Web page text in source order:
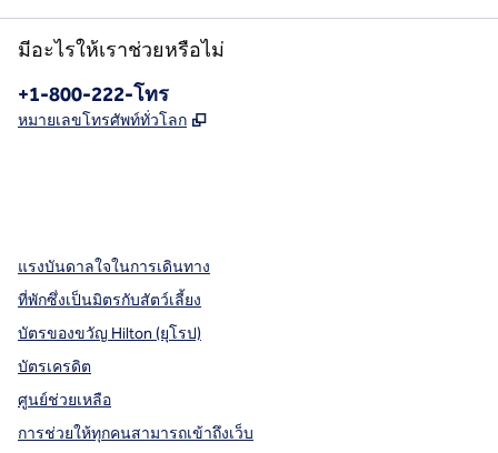
มีอะไรให้เราช่วยหรือไม่
โทรศัพท์:
+1-800-222-โทร
หมายเลขโทรศัพท์ทั่วโลก ,
แรงบันดาลใจในการเดินทาง
ที่พักซึ่งเป็นมิตรกับสัตว์เลี้ยง
บัตรของขวัญ Hilton (ยุโรป)
บัตรเครดิต
ศูนย์ช่วยเหลือ
การช่วยให้ทุกคนสามารถเข้าถึงเว็บ